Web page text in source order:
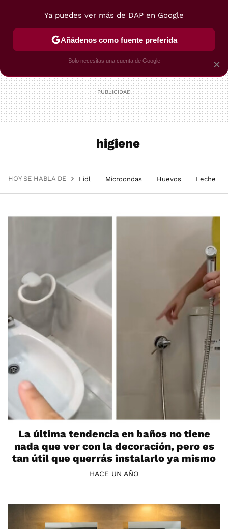
POSTRES VIAJES SELECCIÓN VEGUI
higiene
HOY SE HABLA DE Lidl Microondas Huevos Leche
La última tendencia en baños no tiene
nada que ver con la decoración, pero es
tan útil que querrás instalarlo ya mismo
HACE UN AÑO
×
Ya puedes ver más de DAP en Google
Añádenos como fuente preferida
Solo necesitas una cuenta de Google